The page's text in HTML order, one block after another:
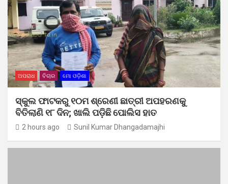
ଅପରାଧ ବିଚାର ମୋ ଓଡ଼ିଶା
ସ୍କୁଲ ଫାଟକରୁ ୧୦ମ ଶ୍ରେଣୀ ଛାତ୍ରୀ ଅପହରଣକୁ
ବିତିଲାଣି ୧୮ ଦିନ; ଖାଲି ପଡ଼ିଛି ପୋଲିସ ହାତ
2 hours ago Sunil Kumar Dhangadamajhi